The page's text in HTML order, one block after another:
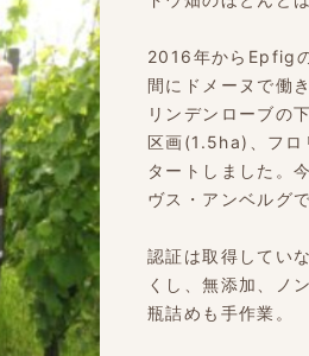
2016年からEpfig
間にドメーヌで働
リンデンローブの
区画(1.5ha)、フロ
タートしました。
ヴス・アンベルグ
認証は取得してい
くし、無添加、ノ
瓶詰めも手作業。